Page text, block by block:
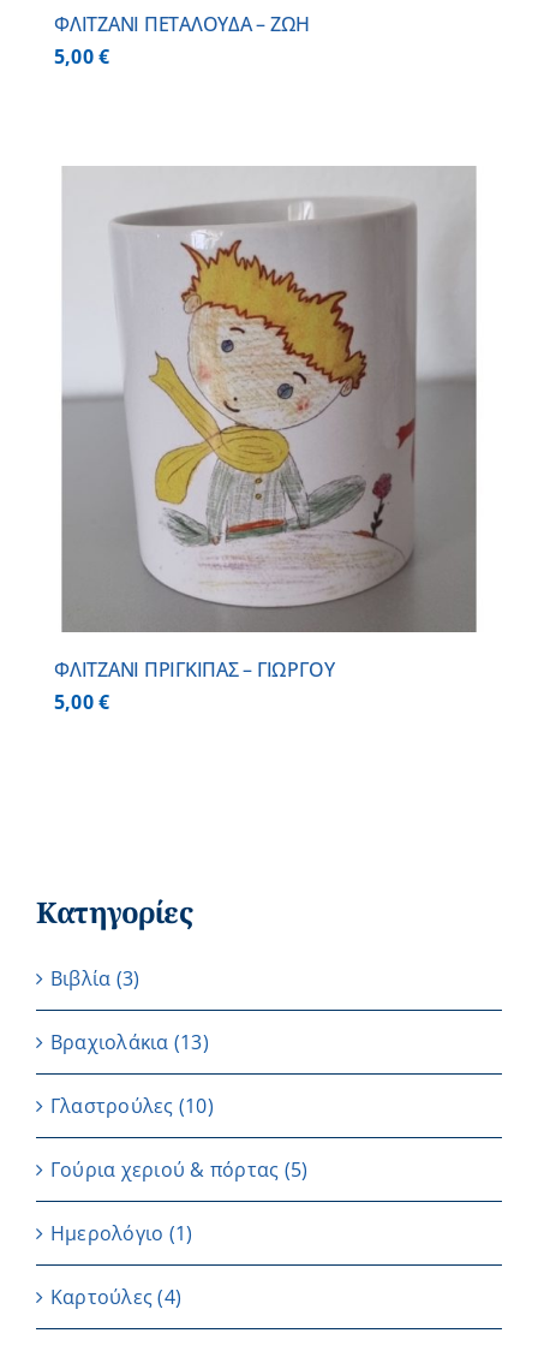
ΦΛΙΤΖΑΝΙ ΠΕΤΑΛΟΥΔΑ – ΖΩΗ
5,00€
ΦΛΙΤΖΑΝΙ ΠΡΙΓΚΙΠΑΣ – ΓΙΩΡΓΟΥ
5,00€
Κατηγορίες
Βιβλία (3)
Βραχιολάκια (13)
Γλαστρούλες (10)
Γούρια χεριού & πόρτας (5)
Ημερολόγιο (1)
Καρτούλες (4)